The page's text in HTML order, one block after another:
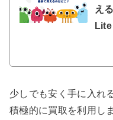
え
少しでも安く手に入れ
積極的に買取を利用し